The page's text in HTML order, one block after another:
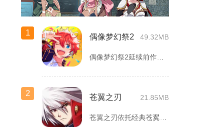
1 偶像梦幻祭2 49.32MB
2 苍翼之刃 21.85MB